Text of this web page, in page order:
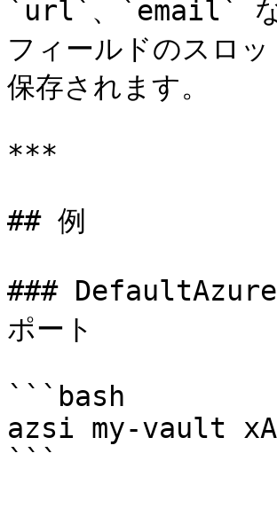
`url`、`email` な
フィールドのスロ
保存されます。
***
## 例
###
ポート
```bash
azsi my-vault
```